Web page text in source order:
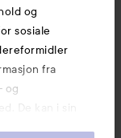
og
sosiale
fra
og
De kan i sin